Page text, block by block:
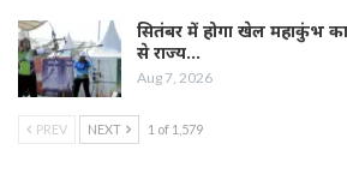
सितंबर में होगा खेल महाकुंभ
से राज्य…
Aug 7, 2026
PREV NEXT 1 of 1,579